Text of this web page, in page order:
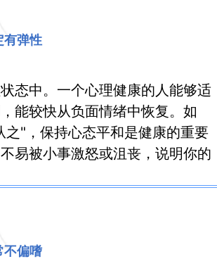
有弹性
态中。一个心理健康的人能够适
能较快从负面情绪中恢复。如
之"，保持心态平和是健康的重要
易被小事激怒或沮丧，说明你的
不偏嗜